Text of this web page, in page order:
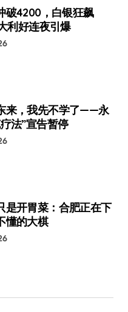
破4200，白银狂飙
利好连夜引爆
来，我先不学了——永
法”宣告暂停
是开胃菜：合肥正在下
懂的大棋